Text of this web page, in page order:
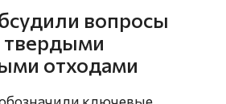
вопросы
твердыми
отходами
ключевые